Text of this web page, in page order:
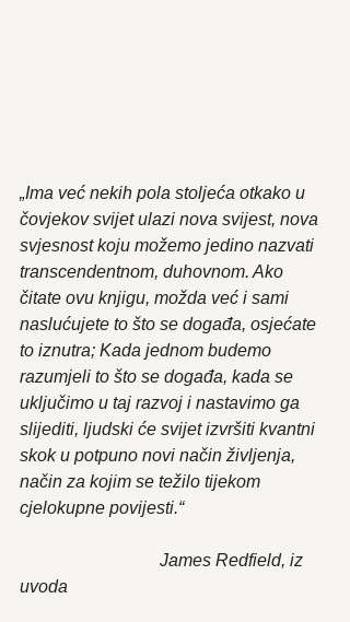
„Ima već nekih pola stoljeća otkako u
čovjekov svijet ulazi nova svijest, nova
svjesnost koju možemo jedino nazvati
transcendentnom, duhovnom. Ako
čitate ovu knjigu, možda već i sami
naslućujete to što se događa, osjećate
to iznutra; Kada jednom budemo
razumjeli to što se događa, kada se
uključimo u taj razvoj i nastavimo ga
slijediti, ljudski će svijet izvršiti kvantni
skok u potpuno novi način življenja,
način za kojim se težilo tijekom
cjelokupne povijesti.“
James Redfield, iz
uvoda